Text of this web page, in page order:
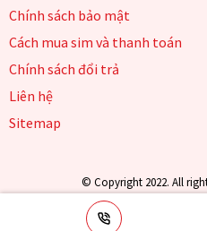
Chính sách bảo mật
Cách mua sim và thanh toán
Chính sách đổi trả
Liên hệ
Sitemap
© Copyright 2022. All